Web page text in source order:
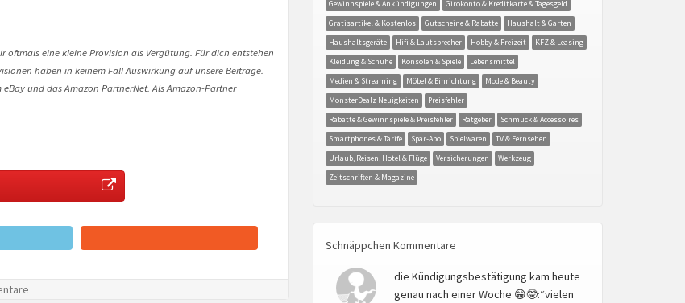
eine kleine Provision als Vergütung. Für dich entstehen
haben in keinem Fall Auswirkung auf unsere Beiträge.
und das Amazon PartnerNet. Als Amazon-Partner
Gewinnspiele & Ankündigungen
Girokonto & Kreditkarte & Tagesgeld
Gratisartikel & Kostenlos
Gutscheine & Rabatte
Haushalt & Garten
Haushaltsgeräte
Hifi & Lautsprecher Hobby & Freizeit
KFZ & Leasing
Kleidung & Schuhe
Konsolen & Spiele
Lebensmittel
Medien & Streaming
Möbel & Einrichtung
Mode & Beauty
MonsterDealz Neuigkeiten
Preisfehler
Rabatte & Gewinnspiele & Preisfehler
Ratgeber
Schmuck & Accessoires
Smartphones & Tarife
Spar-Abo Spielwaren
TV & Fernsehen
Urlaub, Reisen, Hotel & Flüge
Versicherungen
Werkzeug
Zeitschriften & Magazine
Schnäppchen Kommentare
die Kündigungsbestätigung kam heute
genau nach einer Woche 😁🤓:“vielen